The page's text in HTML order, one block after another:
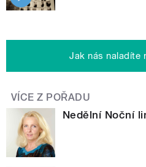
Jak nás naladíte
VÍCE Z POŘADU
Nedělní Noční